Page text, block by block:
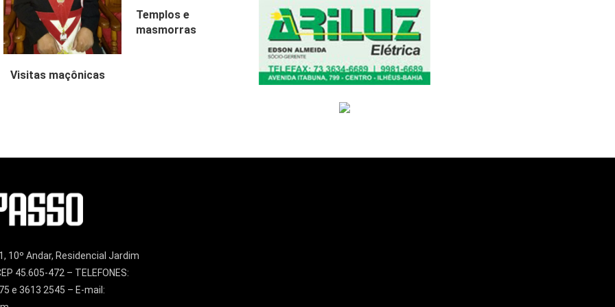
Visitas maçônicas
Templos e
masmorras
10º Andar, Residencial Jardim
45.605-472 – TELEFONES:
e 3613 2545 – E-mail: